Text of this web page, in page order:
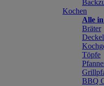
Kochen
Alle
Bräter
Töpfe
BBQ